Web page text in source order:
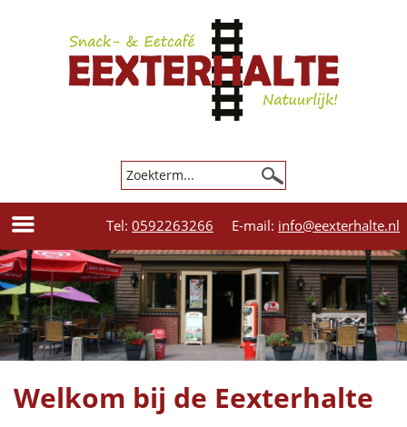
Tel: 0592263266 E-mail: info@eexterhalte.nl
Welkom bij de Eexterhalte